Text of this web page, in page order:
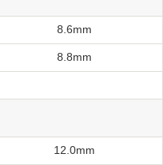
8.6mm
8.8mm
12.0mm